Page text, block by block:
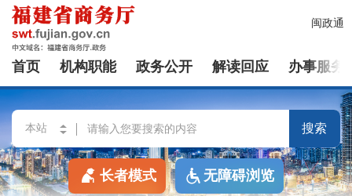
闽政通
首页 机构职能 政务公开 解读回应 办事服务
搜索
长者模式 无障碍浏览